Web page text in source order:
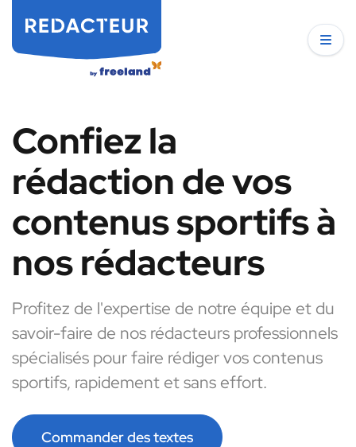
Confiez la
rédaction de vos
contenus sportifs à
nos rédacteurs
Profitez de l'expertise de notre équipe et du
savoir-faire de nos rédacteurs professionnels
spécialisés pour faire rédiger vos contenus
sportifs, rapidement et sans effort.
Commander des textes